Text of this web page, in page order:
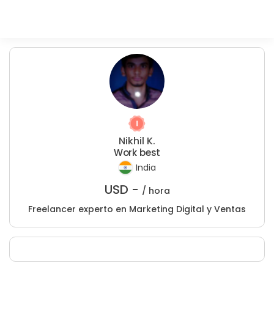
Nikhil K.
Work best
India
USD - / hora
Freelancer experto en Marketing Digital y Ventas